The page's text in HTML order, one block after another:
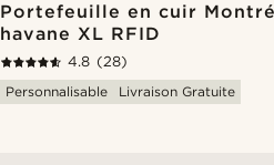
Portefeuille en cuir
havane XL RFID
4.8 (28)
Personnalisable
Livraison Gratuite